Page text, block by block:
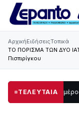
ΑρχικήΕιδήσειςΤοπικά
ΤΟ ΠΟΡΙΣΜΑ ΤΩΝ ΔΥΟ
Πισπιρίγκου
ΤΕΛΕΥΤΑΙΑ
μεγάλο μέρος στο